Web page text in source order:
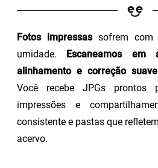
Fotos impressassofrem com
umidade. Escaneamos em
alinhamento e correção
Você recebe JPGs prontos
impressões e
consistente e pastas que
acervo.